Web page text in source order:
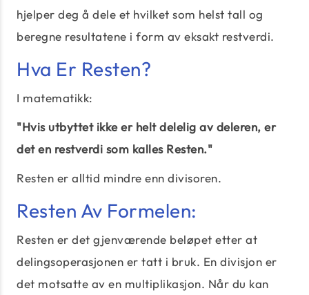
hjelper deg å dele et hvilket som helst tall og
beregne resultatene i form av eksakt restverdi.
Hva Er Resten?
I matematikk:
"Hvis utbyttet ikke er helt delelig av deleren, er
det en restverdi som kalles Resten."
Resten er alltid mindre enn divisoren.
Resten Av Formelen:
Resten er det gjenværende beløpet etter at
delingsoperasjonen er tatt i bruk. En divisjon er
det motsatte av en multiplikasjon. Når du kan